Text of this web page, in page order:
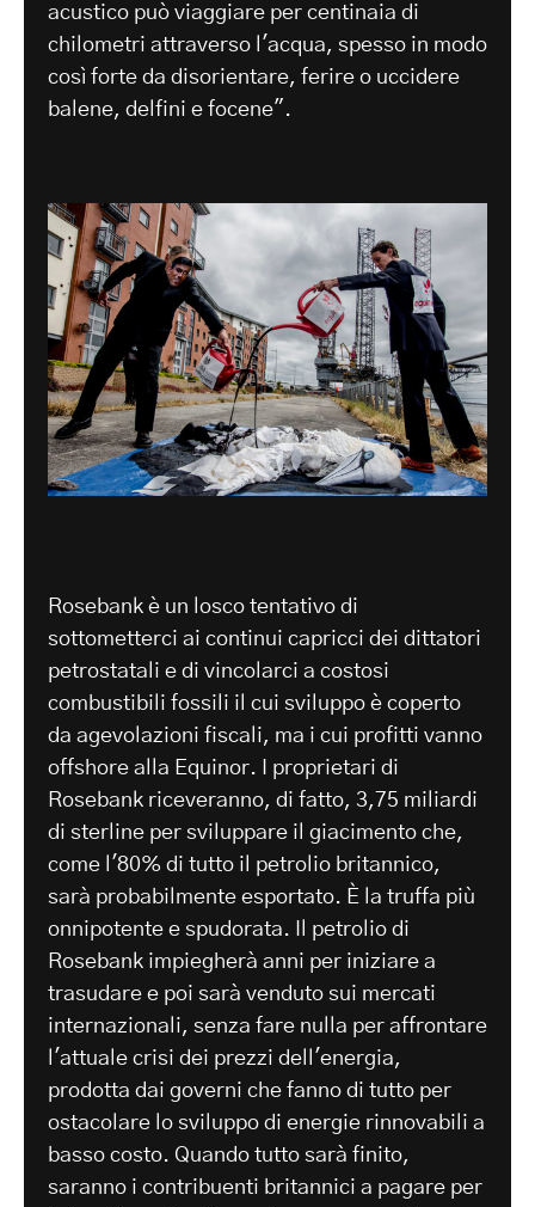
acustico può viaggiare per centinaia di
chilometri attraverso l'acqua, spesso in modo
così forte da disorientare, ferire o uccidere
balene, delfini e focene".
Rosebank è un losco tentativo di
sottometterci ai continui capricci dei dittatori
petrostatali e di vincolarci a costosi
combustibili fossili il cui sviluppo è coperto
da agevolazioni fiscali, ma i cui profitti vanno
offshore alla Equinor. I proprietari di
Rosebank riceveranno, di fatto, 3,75 miliardi
di sterline per sviluppare il giacimento che,
come l'80% di tutto il petrolio britannico,
sarà probabilmente esportato. È la truffa più
onnipotente e spudorata. Il petrolio di
Rosebank impiegherà anni per iniziare a
trasudare e poi sarà venduto sui mercati
internazionali, senza fare nulla per affrontare
l'attuale crisi dei prezzi dell'energia,
prodotta dai governi che fanno di tutto per
ostacolare lo sviluppo di energie rinnovabili a
basso costo. Quando tutto sarà finito,
saranno i contribuenti britannici a pagare per